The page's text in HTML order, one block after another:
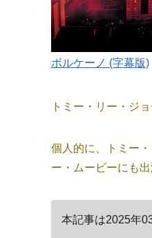
ボルケーノ (字幕版)
トミー・リー・ジ
個人的に、トミー
ー・ムービーにも
本記事は2025年